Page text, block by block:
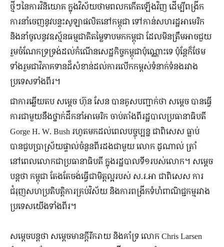
ថ្មីៗនៃការវិនិយោគ ក្នុងវិស័យថាមពលកកើតឡើងវិញ ដើម្បីពង្រីក
ការនាំចេញនូវបន្ទះសូឡាផលិតនៅកម្ពុជា ទៅកាន់សហរដ្ឋអាមេរិក
និងនាំចូលនូវឧស្ម័នធម្មជាតិតម្លៃទាបមកកម្ពុជា ដែលមិនត្រឹមអាចជួយ
រួមចំណែកទ្រទ្រង់ដល់កំណើនសេដ្ឋកិច្ចកម្ពុជាប៉ុណ្ណោះទេ ប៉ុន្តែក៏ថែម
ទាំងរួមជាវិភាគទានដ៏សំខាន់ដល់ការលើកកម្ពស់ទំនាក់ទំនងរវាង
ប្រទេសទាំងពីរ។
ជាការឆ្លើយតប សម្តេច ហ៊ុន សែន បានគូសបញ្ជាក់ថា សម្តេច បានធ្វើ
ការជាមួយនឹងថ្នាក់ដឹកនាំអាមេរិក ចាប់តាំងពីរដ្ឋបាលប្រធានាធិបតី
Gorge H. W. Bush រហូតមកដល់ពេលបច្ចុប្បន្ន ជាពិសេស ធ្លាប់
បានជួបប្រាស្រ័យផ្ទាល់ចំនួនពីរដងជាមួយ លោក ដូណាល់ ត្រាំ
នៅពេលលោកជាប្រធានាធិបតី ក្នុងរដ្ឋបាលទី១របស់លោក។ សម្តេច
បន្តថា កម្ពុជា តែងតែចង់ធ្វើជាមិត្តល្អរបស់ ស.រ.អា ជាពិសេស ការ
ជំរុញសហប្រតិបត្តិការគ្រប់វិស័យ និងការពង្រីកទំហំពាណិជ្ជកម្មរវាង
ប្រទេសយើងទាំងពីរ។
សម្តេចបន្តថា សម្តេចមានក្តីរីករាយ និងគាំទ្រ លោក Chris Larsen